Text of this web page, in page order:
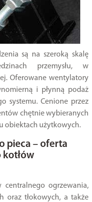
są na szeroką skalę
przemysłu, w
Oferowane wentylatory
i płynną podaż
systemu. Cenione przez
chętnie wybieranych
obiektach użytkowych.
pieca – oferta
kotłów
centralnego ogrzewania,
oraz tłokowych, a także